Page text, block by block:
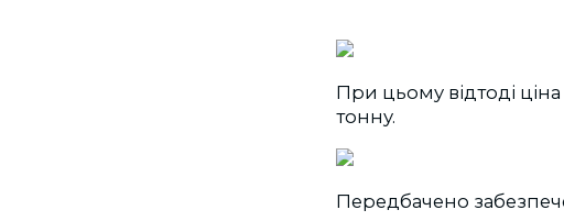
При цьому відтоді ціна
тонну.
Передбачено